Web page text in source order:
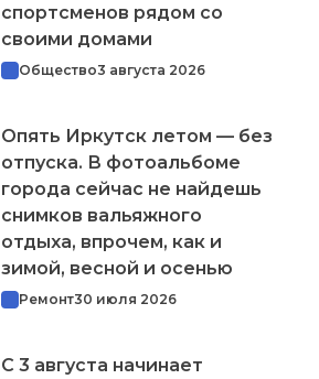
спортсменов рядом со
своими домами
Общество3 августа 2026
Опять Иркутск летом — без
отпуска. В фотоальбоме
города сейчас не найдешь
снимков вальяжного
отдыха, впрочем, как и
зимой, весной и осенью
Ремонт30 июля 2026
С 3 августа начинает